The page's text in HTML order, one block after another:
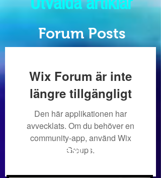
Forum Posts
Wix Forum är inte
längre tillgängligt
Den här applikationen har
avvecklats. Om du behöver en
community-app, använd Wix
Groups.
Latest Tips